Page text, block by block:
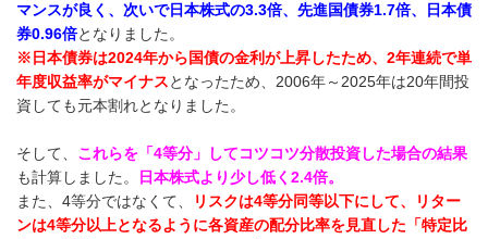
マンスが良く、次いで日本株式の3.3倍、先進国債券1.7倍、日本債
券0.96倍となりました。
※日本債券は2024年から国債の金利が上昇したため、2年連続で単
年度収益率がマイナスとなったため、2006年～2025年は20年間投
資しても元本割れとなりました。
そして、 これらを「4等分」してコツコツ分散投資した場合の結果
も計算しました。
日本株式より少し低く2.4倍。
また、4等分ではなくて、
リスクは4等分同等以下にして、リター
ンは4等分以上となるように各資産の配分比率を見直した「特定比